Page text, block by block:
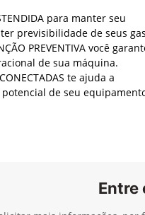
para manter seu
previsibilidade de seus
PREVENTIVA você
de sua máquina.
te ajuda a
de seu
Entre